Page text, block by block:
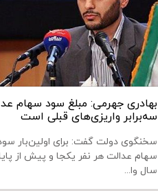
بهادری جهرمی: مبلغ سود سهام
سه‌برابر واریزی‌های قبلی است‌
سخنگوی دولت گفت: برای اولین‌بار
سهام عدالت هر نفر یکجا و پیش از
سال وا...